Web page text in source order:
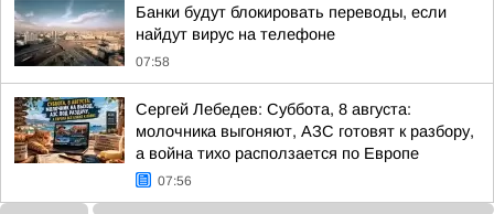
Банки будут блокировать переводы, если
найдут вирус на телефоне
07:58
Сергей Лебедев: Суббота, 8 августа:
молочника выгоняют, АЗС готовят к разбору,
а война тихо расползается по Европе
07:56